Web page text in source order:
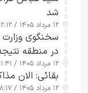
شد
۱۲ مرداد ۱۴۰۵ / ۱۲:۱۲
سخنگوی وزارت
در منطقه
۱۲ مرداد ۱۴۰۵ / ۱۱:۴۱
بقائی: الان
۱۲ مرداد ۱۴۰۵ / ۰۸:۱۷